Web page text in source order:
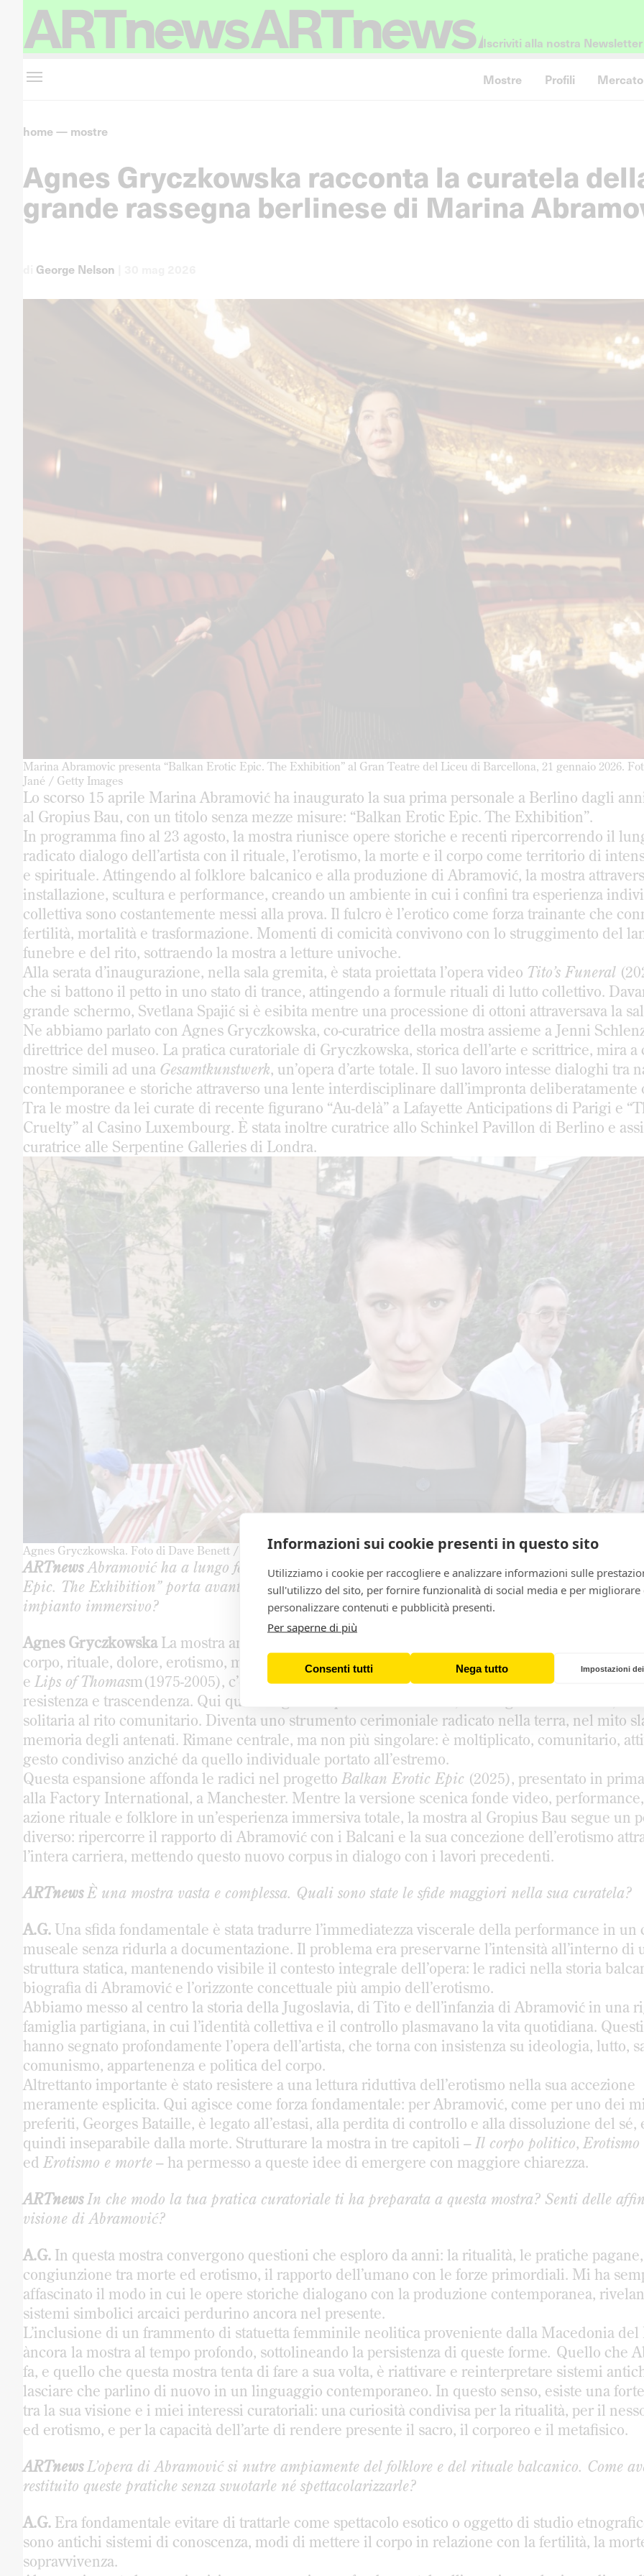
Iscriviti alla nostra Newsletter
Mostre Profili Mercato
home— mostre
Agnes Gryczkowska racconta la curatela
grande rassegna berlinese di Marina
George Nelson
Marina Abramovic presenta “Balkan Erotic Epic. The Exhibition” al Gran Teatre del Liceu di Barcellona, 21 gennaio 2026.
Jané / Getty Images
Lo scorso 15 aprile Marina Abramović ha inaugurato la sua prima personale a Berlino dagli
al Gropius Bau, con un titolo senza mezze misure: “Balkan Erotic Epic. The Exhibition”.
In programma fino al 23 agosto, la mostra riunisce opere storiche e recenti ripercorrendo il
radicato dialogo dell’artista con il rituale, l’erotismo, la morte e il corpo come territorio di
e spirituale. Attingendo al folklore balcanico e alla produzione di Abramović, la mostra
installazione, scultura e performance, creando un ambiente in cui i confini tra esperienza
collettiva sono costantemente messi alla prova. Il fulcro è l’erotico come forza trainante che
fertilità, mortalità e trasformazione. Momenti di comicità convivono con lo struggimento del
funebre e del rito, sottraendo la mostra a letture univoche.
Alla serata d’inaugurazione, nella sala gremita, è stata proiettata l’opera video Tito’s Funeral
che si battono il petto in uno stato di trance, attingendo a formule rituali di lutto collettivo.
grande schermo, Svetlana Spajić si è esibita mentre una processione di ottoni attraversava la
Ne abbiamo parlato con Agnes Gryczkowska, co-curatrice della mostra assieme a Jenni
direttrice del museo. La pratica curatoriale di Gryczkowska, storica dell’arte e scrittrice, mira a
mostre simili ad una Gesamtkunstwerk, un’opera d’arte totale. Il suo lavoro intesse dialoghi tra
contemporanee e storiche attraverso una lente interdisciplinare dall’impronta deliberatamente
Tra le mostre da lei curate di recente figurano “Au-delà” a Lafayette Anticipations di Parigi e
Cruelty” al Casino Luxembourg. È stata inoltre curatrice allo Schinkel Pavillon di Berlino e
curatrice alle Serpentine Galleries di Londra.
Agnes Gryczkowska. Foto di Dave Benett / Getty Images
ARTnewsAbramović ha a lungo fatto del corpo il suo medium e messaggio. In che modo “Balkan
Epic. The Exhibition” porta avanti o sovverte l’eredità dei lavori precedenti, in particolare per
impianto immersivo?
Agnes GryczkowskaLa mostra amplia idee già presenti fin dagli albori della carriera di
corpo, rituale, dolore, erotismo, morte, trasformazione. In performance precedenti come
e Lips of Thomasm(1975-2005), c’è solo il corpo, quello dell’artista, portato ai propri limiti in atti
resistenza e trascendenza. Qui quella logica si apre verso l’esterno, dal singolo al collettivo,
solitaria al rito comunitario. Diventa uno strumento cerimoniale radicato nella terra, nel mito
memoria degli antenati. Rimane centrale, ma non più singolare: è moltiplicato, comunitario,
gesto condiviso anziché da quello individuale portato all’estremo.
Questa espansione affonda le radici nel progetto Balkan Erotic Epic (2025), presentato in
alla Factory International, a Manchester. Mentre la versione scenica fonde video,
azione rituale e folklore in un’esperienza immersiva totale, la mostra al Gropius Bau segue un
diverso: ripercorre il rapporto di Abramović con i Balcani e la sua concezione dell’erotismo
l’intera carriera, mettendo questo nuovo corpus in dialogo con i lavori precedenti.
ARTnews È una mostra vasta e complessa. Quali sono state le sfide maggiori nella sua curatela?
A.G. Una sfida fondamentale è stata tradurre l’immediatezza viscerale della performance in un
museale senza ridurla a documentazione. Il problema era preservarne l’intensità all’interno di
struttura statica, mantenendo visibile il contesto integrale dell’opera: le radici nella storia
biografia di Abramović e l’orizzonte concettuale più ampio dell’erotismo.
Abbiamo messo al centro la storia della Jugoslavia, di Tito e dell’infanzia di Abramović in una
famiglia partigiana, in cui l’identità collettiva e il controllo plasmavano la vita quotidiana.
hanno segnato profondamente l’opera dell’artista, che torna con insistenza su ideologia, lutto,
comunismo, appartenenza e politica del corpo.
Altrettanto importante è stato resistere a una lettura riduttiva dell’erotismo nella sua accezione
meramente esplicita. Qui agisce come forza fondamentale: per Abramović, come per uno dei
preferiti, Georges Bataille, è legato all’estasi, alla perdita di controllo e alla dissoluzione del sé,
quindi inseparabile dalla morte. Strutturare la mostra in tre capitoli – Il corpo politico,
ed Erotismo e morte – ha permesso a queste idee di emergere con maggiore chiarezza.
ARTnews In che modo la tua pratica curatoriale ti ha preparata a questa mostra? Senti delle
visione di Abramović?
A.G. In questa mostra convergono questioni che esploro da anni: la ritualità, le pratiche
congiunzione tra morte ed erotismo, il rapporto dell’umano con le forze primordiali. Mi ha
affascinato il modo in cui le opere storiche dialogano con la produzione contemporanea,
sistemi simbolici arcaici perdurino ancora nel presente.
L’inclusione di un frammento di statuetta femminile neolitica proveniente dalla Macedonia del
àncora la mostra al tempo profondo, sottolineando la persistenza di queste forme. Quello che
fa, e quello che questa mostra tenta di fare a sua volta, è riattivare e reinterpretare sistemi
lasciare che parlino di nuovo in un linguaggio contemporaneo. In questo senso, esiste una
tra la sua visione e i miei interessi curatoriali: una curiosità condivisa per la ritualità, per il
ed erotismo, e per la capacità dell’arte di rendere presente il sacro, il corporeo e il metafisico.
ARTnews L’opera di Abramović si nutre ampiamente del folklore e del rituale balcanico. Come
restituito queste pratiche senza svuotarle né spettacolarizzarle?
A.G. Era fondamentale evitare di trattarle come spettacolo esotico o oggetto di studio
sono antichi sistemi di conoscenza, modi di mettere il corpo in relazione con la fertilità, la
sopravvivenza.
Informazioni sui cookie presenti in questo sito
Utilizziamo i cookie per raccogliere e analizzare informazioni sulle
sull'utilizzo del sito, per fornire funzionalità di social media e per migliorare
personalizzare contenuti e pubblicità presenti.
Per saperne di più
Consenti tutti Nega tutto Impostazioni